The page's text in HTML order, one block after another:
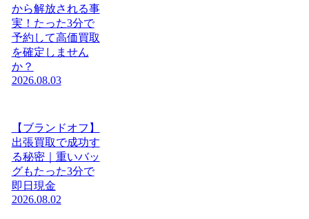
から解放される事
実！たった3分で
予約して高価買取
を確定しません
か？
2026.08.03
【ブランドオフ】
出張買取で成功す
る秘密｜重いバッ
グもたった3分で
即日現金
2026.08.02